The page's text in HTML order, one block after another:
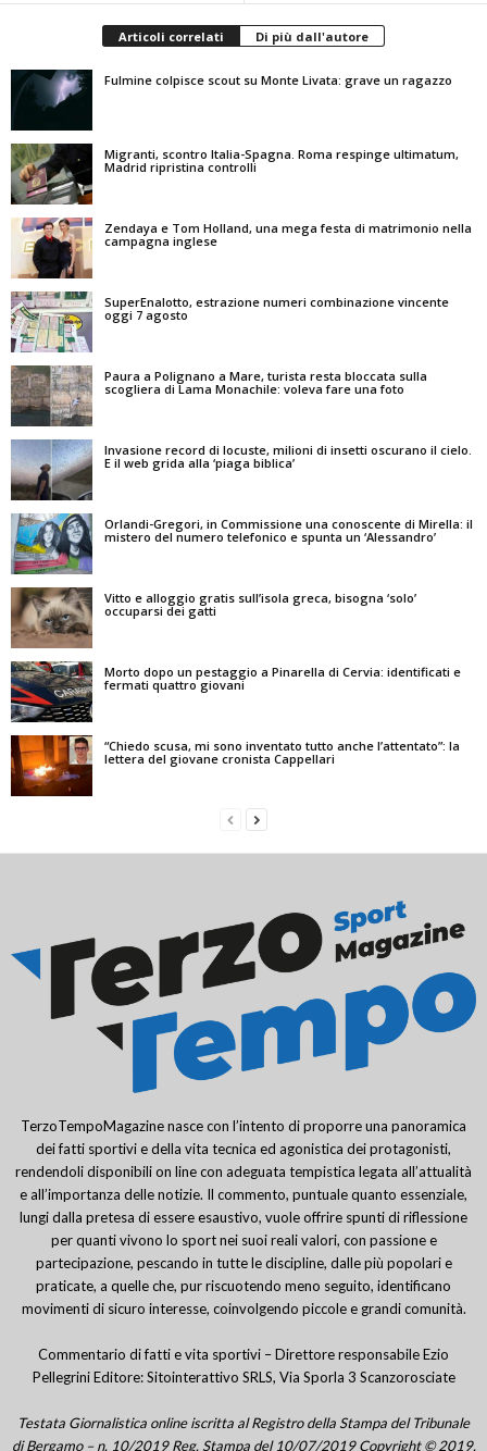
Articoli correlati Di più dall'autore
Fulmine colpisce scout su Monte Livata: grave un ragazzo
Migranti, scontro Italia-Spagna. Roma respinge ultimatum,
Madrid ripristina controlli
Zendaya e Tom Holland, una mega festa di matrimonio nella
campagna inglese
SuperEnalotto, estrazione numeri combinazione vincente
oggi 7 agosto
Paura a Polignano a Mare, turista resta bloccata sulla
scogliera di Lama Monachile: voleva fare una foto
Invasione record di locuste, milioni di insetti oscurano il cielo.
E il web grida alla ‘piaga biblica’
Orlandi-Gregori, in Commissione una conoscente di Mirella: il
mistero del numero telefonico e spunta un ‘Alessandro’
Vitto e alloggio gratis sull’isola greca, bisogna ‘solo’
occuparsi dei gatti
Morto dopo un pestaggio a Pinarella di Cervia: identificati e
fermati quattro giovani
“Chiedo scusa, mi sono inventato tutto anche l’attentato”: la
lettera del giovane cronista Cappellari
TerzoTempoMagazine nasce con l’intento di proporre una panoramica
dei fatti sportivi e della vita tecnica ed agonistica dei protagonisti,
rendendoli disponibili on line con adeguata tempistica legata all’attualità
e all’importanza delle notizie. Il commento, puntuale quanto essenziale,
lungi dalla pretesa di essere esaustivo, vuole offrire spunti di riflessione
per quanti vivono lo sport nei suoi reali valori, con passione e
partecipazione, pescando in tutte le discipline, dalle più popolari e
praticate, a quelle che, pur riscuotendo meno seguito, identificano
movimenti di sicuro interesse, coinvolgendo piccole e grandi comunità.
Commentario di fatti e vita sportivi – Direttore responsabile Ezio
Pellegrini Editore: Sitointerattivo SRLS, Via Sporla 3 Scanzorosciate
Testata Giornalistica online iscritta al Registro della Stampa del Tribunale
di Bergamo – n. 10/2019 Reg. Stampa del 10/07/2019 Copyright © 2019.